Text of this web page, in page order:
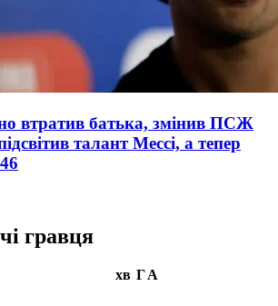
втратив батька, змінив ПСЖ
талант Мессі, а тепер
гравця
хв ГА